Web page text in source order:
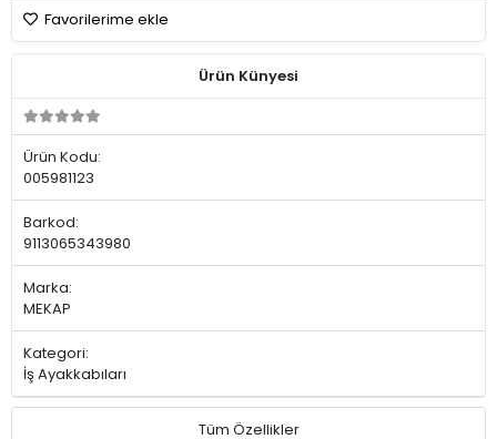
Favorilerime ekle
Ürün Künyesi
Ürün Kodu:
005981123
Barkod:
9113065343980
Marka:
MEKAP
Kategori:
İş Ayakkabıları
Tüm Özellikler